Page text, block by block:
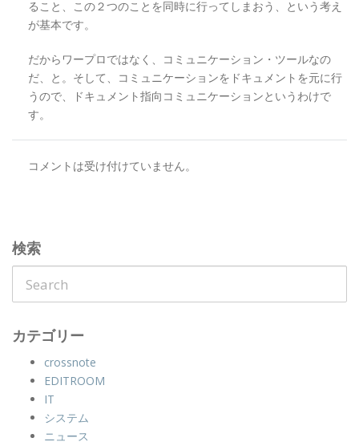
ること、この２つのことを同時に行ってしまおう、という考え
が基本です。
だからワープロではなく、コミュニケーション・ツールなの
だ、と。そして、コミュニケーションをドキュメントを元に行
うので、ドキュメント指向コミュニケーションというわけで
す。
コメントは受け付けていません。
検索
カテゴリー
crossnote
EDITROOM
IT
システム
ニュース